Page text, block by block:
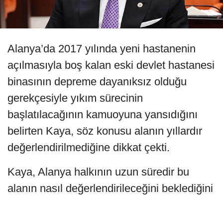
Alanya’da 2017 yılında yeni hastanenin
açılmasıyla boş kalan eski devlet hastanesi
binasının depreme dayanıksız olduğu
gerekçesiyle yıkım sürecinin
başlatılacağının kamuoyuna yansıdığını
belirten Kaya, söz konusu alanın yıllardır
değerlendirilmediğine dikkat çekti.
Kaya, Alanya halkının uzun süredir bu
alanın nasıl değerlendirileceğini beklediğini